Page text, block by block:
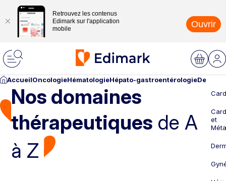
Retrouvez les contenus
Edimark sur l'application
mobile
Ouvrir
AccueilOncologieHématologieHépato-gastroentérologie
Nos domaines
thérapeutiques de A
à Z
et